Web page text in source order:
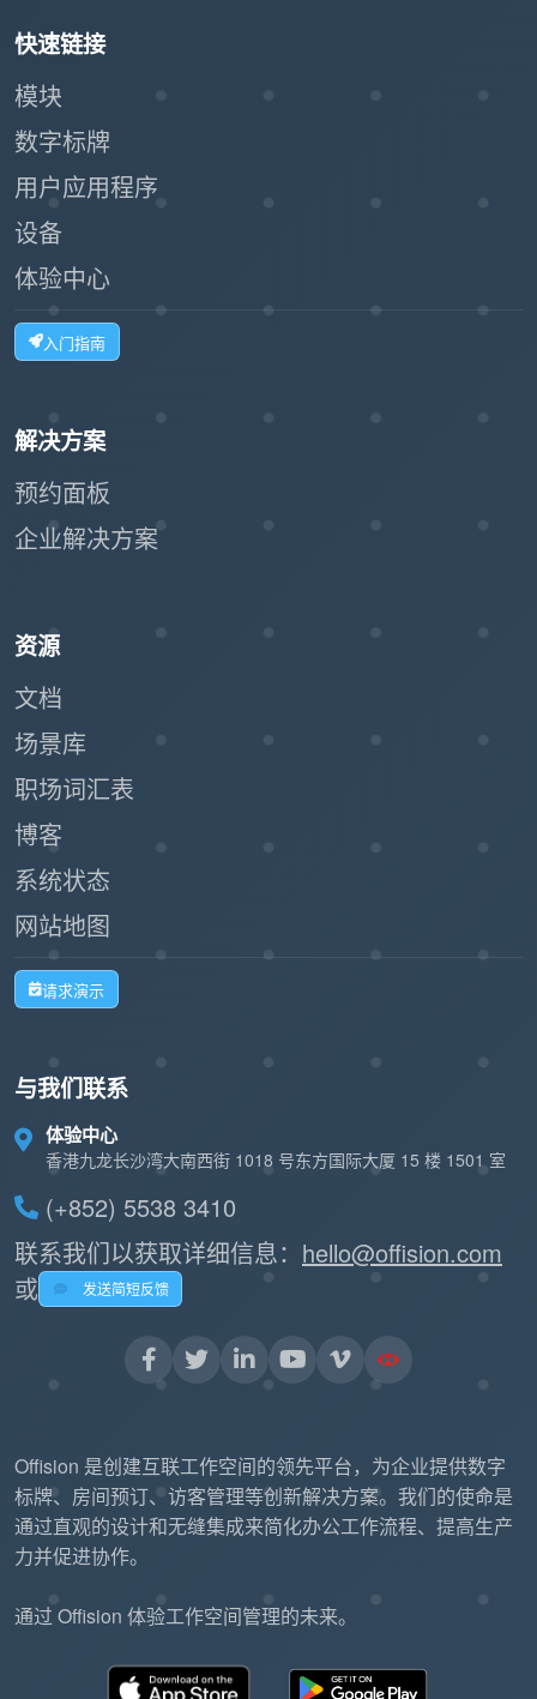
快速链接
模块
数字标牌
用户应用程序
设备
体验中心
入门指南
解决方案
预约面板
企业解决方案
资源
文档
场景库
职场词汇表
博客
系统状态
网站地图
请求演示
与我们联系
体验中心
香港九龙长沙湾大南西街 1018 号东方国际大厦 15 楼 1501 室
(+852) 5538 3410
联系我们以获取详细信息： hello@offision.com
或
发送简短反馈
Offision 是创建互联工作空间的领先平台，为企业提供数字
标牌、房间预订、访客管理等创新解决方案。我们的使命是
通过直观的设计和无缝集成来简化办公工作流程、提高生产
力并促进协作。
通过 Offision 体验工作空间管理的未来。